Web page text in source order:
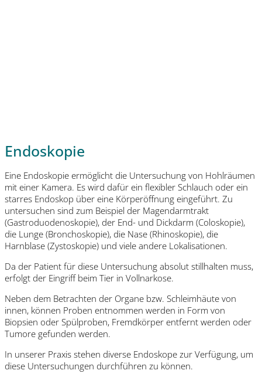
Endoskopie
Eine Endoskopie ermöglicht die Untersuchung von Hohlräumen
mit einer Kamera. Es wird dafür ein flexibler Schlauch oder ein
starres Endoskop über eine Körperöffnung eingeführt. Zu
untersuchen sind zum Beispiel der Magendarmtrakt
(Gastroduodenoskopie), der End- und Dickdarm (Coloskopie),
die Lunge (Bronchoskopie), die Nase (Rhinoskopie), die
Harnblase (Zystoskopie) und viele andere Lokalisationen.
Da der Patient für diese Untersuchung absolut stillhalten muss,
erfolgt der Eingriff beim Tier in Vollnarkose.
Neben dem Betrachten der Organe bzw. Schleimhäute von
innen, können Proben entnommen werden in Form von
Biopsien oder Spülproben, Fremdkörper entfernt werden oder
Tumore gefunden werden.
In unserer Praxis stehen diverse Endoskope zur Verfügung, um
diese Untersuchungen durchführen zu können.